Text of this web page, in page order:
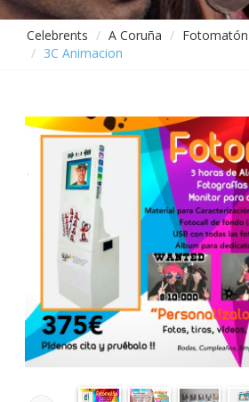
Celebrents A Coruña
3C Animacion